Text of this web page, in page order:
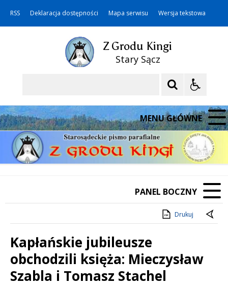
RSS Deklaracja dostępności Mapa serwisu Wersja tekstowa
Z Grodu Kingi
Stary Sącz
MENU GŁÓWNE
PANEL BOCZNY
Drukuj
Kapłańskie jubileusze
obchodzili księża: Mieczysław
Szabla i Tomasz Stachel